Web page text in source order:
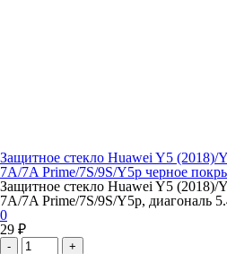
Защитное стекло Huawei Y5
7A/7A Prime/7S/9S/Y5p черное
Защитное стекло Huawei Y5
7A/7A Prime/7S/9S/Y5p, диагональ
0
29 ₽
- +